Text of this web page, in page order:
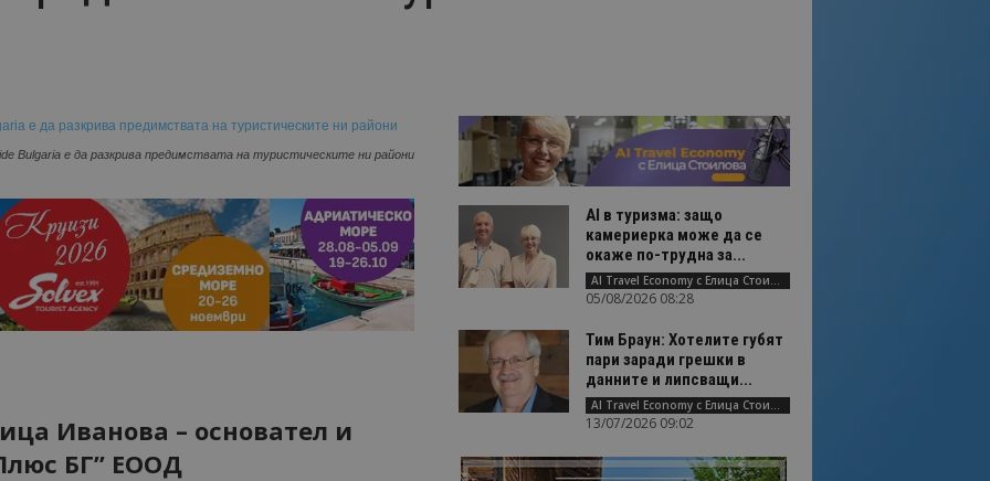
Bulgaria е да разкрива предимствата на туристическите ни райони
Иванова – основател и
БГ” ЕООД
AI в туризма: защо
камериерка може да се
окаже по-трудна за...
AI Travel Economy с Елица Стоилова
05/08/2026 08:28
Тим Браун: Хотелите губят
пари заради грешки в
данните и липсващи...
AI Travel Economy с Елица Стоилова
13/07/2026 09:02